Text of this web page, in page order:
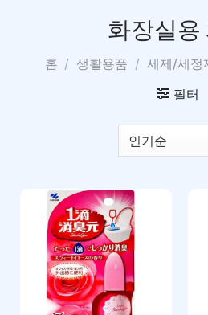
화장실용
홈 / 생활용품 / 세제/세정
필터